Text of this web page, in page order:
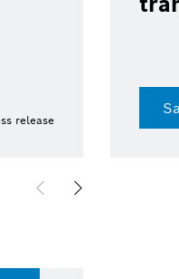
release